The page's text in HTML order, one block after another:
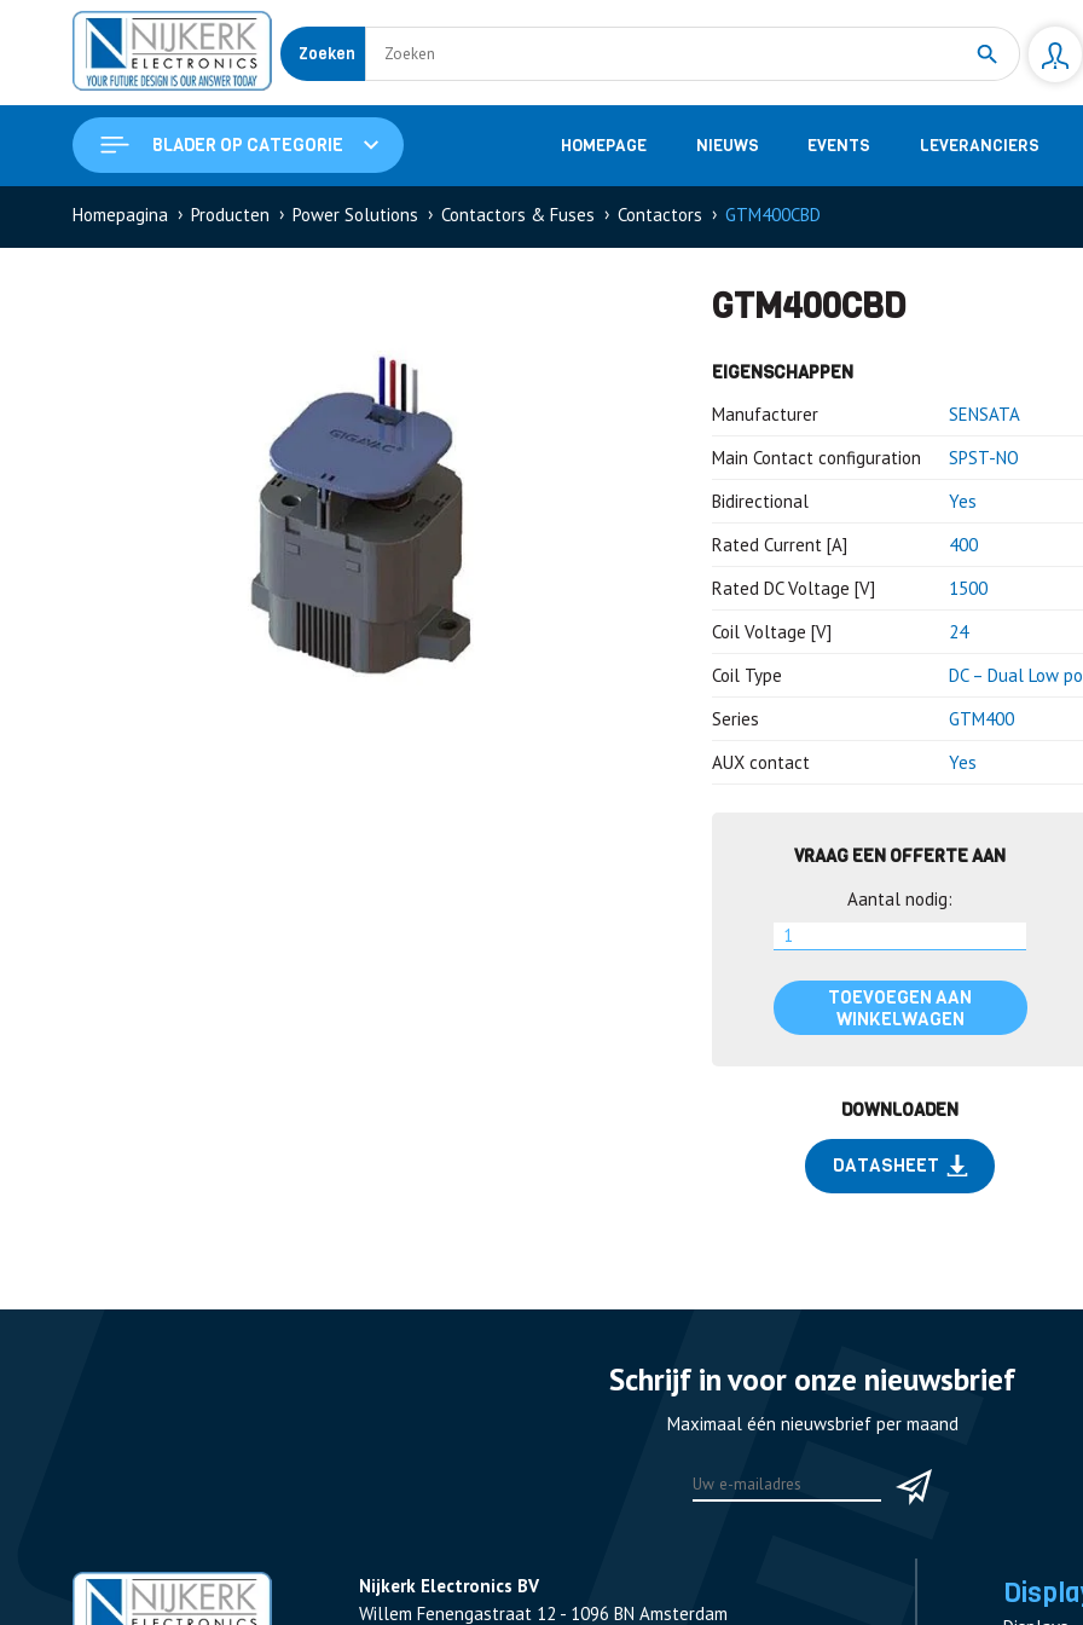
Zoeken
BLADER OP CATEGORIE HOMEPAGE NIEUWS EVENTS LEVERANCIERS
Measurement
Homepagina Producten Power Solutions Contactors & Fuses Contactors GTM400CBD
GTM400CBD
EIGENSCHAPPEN
Manufacturer
SENSATA
Main Contact configuration
SPST-NO
Bidirectional
Yes
Rated Current [A]
400
Rated DC Voltage [V]
1500
Coil Voltage [V]
24
Coil Type
DC – Dual Low
Series
GTM400
AUX contact
Yes
VRAAG EEN OFFERTE AAN
Aantal nodig:
TOEVOEGEN AAN
WINKELWAGEN
DOWNLOADEN
DATASHEET
Schrijf in voor onze nieuwsbrief
Maximaal één nieuwsbrief per maand
Nijkerk Electronics BV
Willem Fenengastraat 12 - 1096 BN Amsterdam